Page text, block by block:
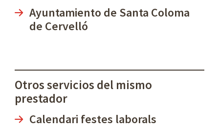
Ayuntamiento de Santa Coloma
de Cervelló
Otros servicios del mismo
prestador
Calendari festes laborals